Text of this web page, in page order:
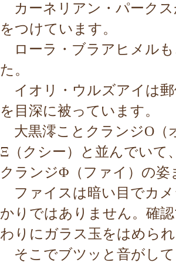
カーネリアン・パークス
をつけています。
ローラ・ブラアヒメル
た。
イオリ・ウルズアイは郵
を目深に被っています。
大黒澪ことクランジΟ（
Ξ（クシー）と並んでいて
クランジΦ（ファイ）の姿
ファイスは暗い目でカ
かりではありません。確
わりにガラス玉をはめら
そこでブツッと音がし